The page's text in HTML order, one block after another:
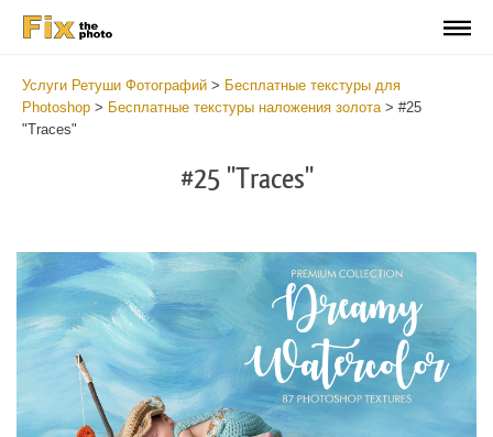
Услуги Ретуши Фотографий > Бесплатные текстуры для
Photoshop > Бесплатные текстуры наложения золота> #25
"Traces"
#25 "Traces"